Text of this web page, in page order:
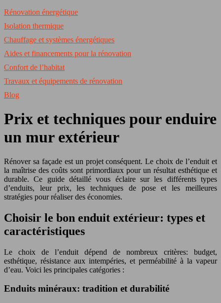
Rénovation énergétique
Isolation thermique
Chauffage et systèmes énergétiques
Aides et financements pour la rénovation
Confort de l’habitat
Travaux et équipements de rénovation
Blog
Prix et techniques pour enduire
un mur extérieur
Rénover sa façade est un projet conséquent. Le choix de l’enduit et
la maîtrise des coûts sont primordiaux pour un résultat esthétique et
durable. Ce guide détaillé vous éclaire sur les différents types
d’enduits, leur prix, les techniques de pose et les meilleures
stratégies pour réaliser des économies.
Choisir le bon enduit extérieur: types et
caractéristiques
Le choix de l’enduit dépend de nombreux critères: budget,
esthétique, résistance aux intempéries, et perméabilité à la vapeur
d’eau. Voici les principales catégories :
Enduits minéraux: tradition et durabilité